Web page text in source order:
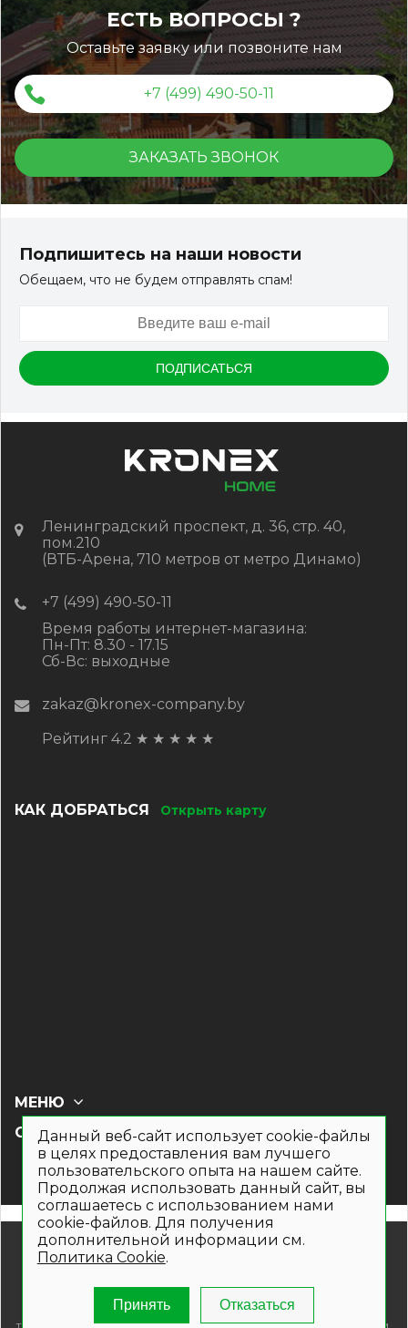
150*25*3000 мм
КУПИТЬ
Монтаж ступеней ДПК
ЕСТЬ ВОПРОСЫ ?
Оставьте заявку или позвоните нам
+7 (499) 490-50-11
ЗАКАЗАТЬ ЗВОНОК
Подпишитесь на наши новости
Обещаем, что не будем отправлять спам!
Ленинградский проспект, д. 36, стр. 40,
пом.210
(ВТБ-Арена, 710 метров от метро Динамо)
+7 (499) 490-50-11
Время работы интернет-магазина:
Пн-Пт: 8.30 - 17.15
Сб-Вс: выходные
zakaz@kronex-company.by
Рейтинг 4.2 ★ ★ ★ ★ ★
КАК ДОБРАТЬСЯ Открыть карту
СОЦ СЕТИ
МЕНЮ
© 2019- 2026. Общество с ограниченной ответственностью
характер и не является публичной офертой. Для получения
подробной информации о наличии и стоимости указанных
товаров и (или) услуг , пожалуйста, обращайтесь по телефонам,
Данный веб-сайт использует cookie-файлы
в целях предоставления вам лучшего
пользовательского опыта на нашем сайте.
Продолжая использовать данный сайт, вы
соглашаетесь с использованием нами
cookie-файлов. Для получения
дополнительной информации см.
Политика Cookie.
Принять Отказаться